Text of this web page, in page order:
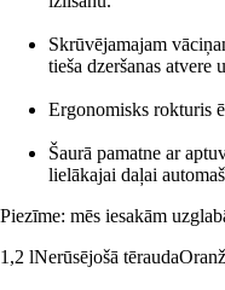
Skrūvējamajam
tieša dzeršanas atvere
Ergonomisks rokturis
Šaurā pamatne ar
lielākajai daļai
Piezīme: mēs iesakām
1,2 lNerūsējošā tērauda